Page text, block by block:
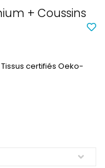
+ Coussins
certifiés Oeko-